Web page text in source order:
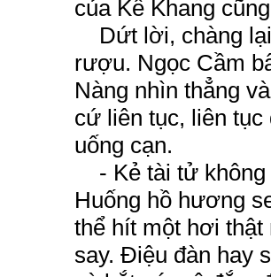
của Kê Khang
Dứt lời, chàng
rượu. Ngọc Cầm
Nàng nhìn thẳng
cứ liên tục, liên
uống cạn.
- Kẻ tài tử không
Huống hồ hương
thể hít một hơi thật
say. Điệu đàn hay